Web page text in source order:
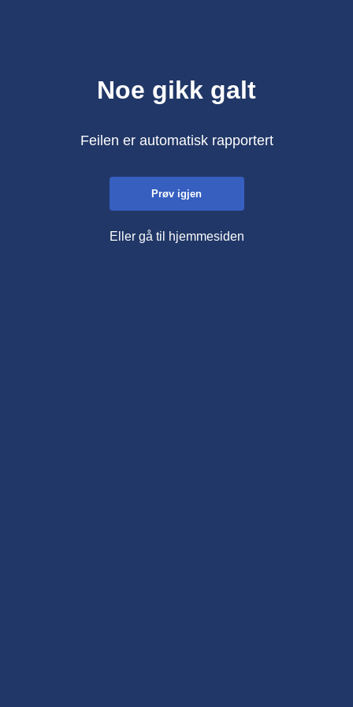
Noe gikk galt
Feilen er automatisk rapportert
Prøv igjen
Eller gå til hjemmesiden